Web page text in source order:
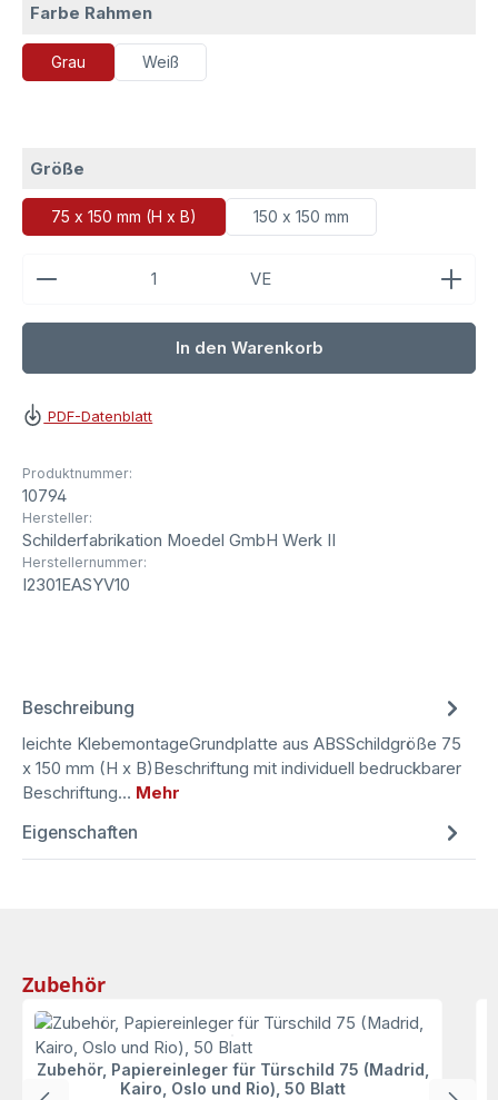
Farbe Rahmenauswählen
Grau Weiß
Größe
75 x 150 mm (H x B) 150 x 150 mm
Produkt Anzahl: Gib den gewünschten Wert ein
VE
In den Warenkorb
PDF-Datenblatt
Produktnummer:
10794
Hersteller:
Schilderfabrikation Moedel GmbH Werk II
Herstellernummer:
I2301EASYV10
Beschreibung
leichte KlebemontageGrundplatte aus ABSSchildgröße 75
x 150 mm (H x B)Beschriftung mit individuell bedruckbarer
Beschriftung… Mehr
Eigenschaften
Produktgalerie überspringen
Zubehör
Zubehör, Papiereinleger für Türschild 75 (Madrid,
Kairo, Oslo und Rio), 50 Blatt